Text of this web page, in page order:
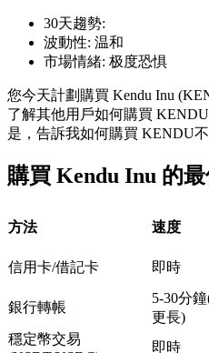
USDC永續
30天趨勢:
波動性: 温和
市場情緒: 极度恐惧
您今天計劃購買 Kendu Inu
了解其他用戶如何購買 KENDU
是，告訴我如何購買 KENDU
購買 Kendu Inu 的
方法 速度
信用卡/借記卡
即時
銀行轉帳
5-30分
更長)
穩定幣交易
即時